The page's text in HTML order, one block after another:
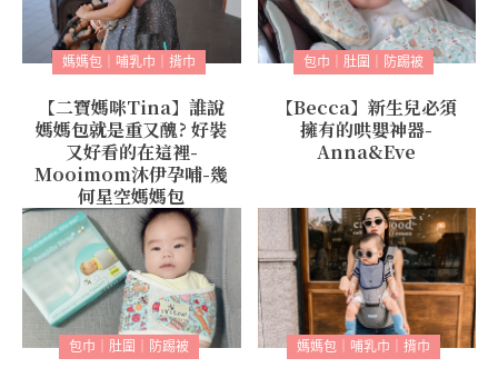
媽媽包｜哺乳巾｜揹巾
【二寶媽咪Tina】誰說
媽媽包就是重又醜? 好裝
又好看的在這裡-
Mooimom沐伊孕哺-幾
何星空媽媽包
包巾｜肚圍｜防踢被
【Becca】新生兒必須
擁有的哄嬰神器-
Anna&Eve
包巾｜肚圍｜防踢被 媽媽包｜哺乳巾｜揹巾